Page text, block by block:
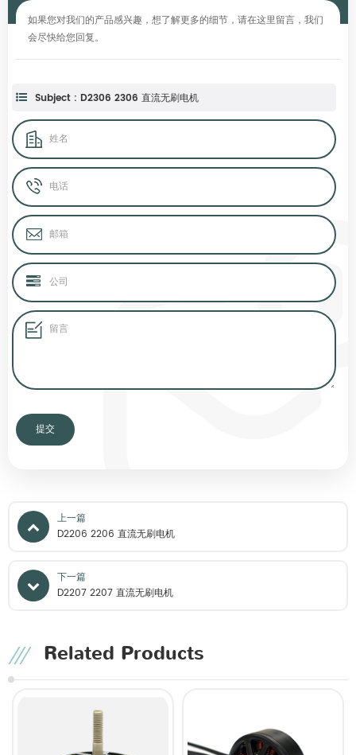
如果您对我们的产品感兴趣，想了解更多的细节，请在这里留言，我们
会尽快给您回复。
Subject : D2306 2306 直流无刷电机
上一篇
D2206 2206 直流无刷电机
下一篇
D2207 2207 直流无刷电机
Related Products